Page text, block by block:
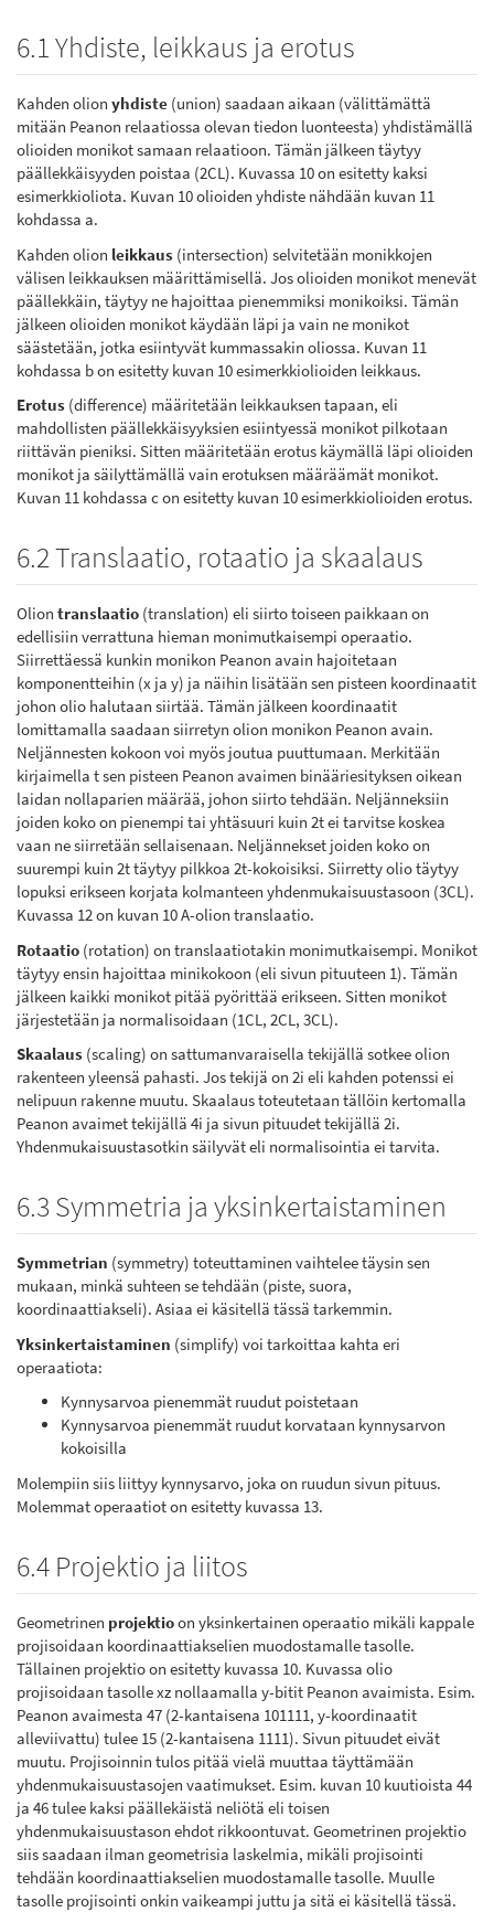
6.1 Yhdiste, leikkaus ja erotus
Kahden olion yhdiste (union) saadaan aikaan (välittämättä
mitään Peanon relaatiossa olevan tiedon luonteesta) yhdistämällä
olioiden monikot samaan relaatioon. Tämän jälkeen täytyy
päällekkäisyyden poistaa (2CL). Kuvassa 10 on esitetty kaksi
esimerkkioliota. Kuvan 10 olioiden yhdiste nähdään kuvan 11
kohdassa a.
Kahden olion leikkaus (intersection) selvitetään monikkojen
välisen leikkauksen määrittämisellä. Jos olioiden monikot menevät
päällekkäin, täytyy ne hajoittaa pienemmiksi monikoiksi. Tämän
jälkeen olioiden monikot käydään läpi ja vain ne monikot
säästetään, jotka esiintyvät kummassakin oliossa. Kuvan 11
kohdassa b on esitetty kuvan 10 esimerkkiolioiden leikkaus.
Erotus (difference) määritetään leikkauksen tapaan, eli
mahdollisten päällekkäisyyksien esiintyessä monikot pilkotaan
riittävän pieniksi. Sitten määritetään erotus käymällä läpi olioiden
monikot ja säilyttämällä vain erotuksen määräämät monikot.
Kuvan 11 kohdassa c on esitetty kuvan 10 esimerkkiolioiden erotus.
6.2 Translaatio, rotaatio ja skaalaus
Olion translaatio (translation) eli siirto toiseen paikkaan on
edellisiin verrattuna hieman monimutkaisempi operaatio.
Siirrettäessä kunkin monikon Peanon avain hajoitetaan
komponentteihin (x ja y) ja näihin lisätään sen pisteen koordinaatit
johon olio halutaan siirtää. Tämän jälkeen koordinaatit
lomittamalla saadaan siirretyn olion monikon Peanon avain.
Neljännesten kokoon voi myös joutua puuttumaan. Merkitään
kirjaimella t sen pisteen Peanon avaimen binääriesityksen oikean
laidan nollaparien määrää, johon siirto tehdään. Neljänneksiin
joiden koko on pienempi tai yhtäsuuri kuin 2t ei tarvitse koskea
vaan ne siirretään sellaisenaan. Neljännekset joiden koko on
suurempi kuin 2t täytyy pilkkoa 2t-kokoisiksi. Siirretty olio täytyy
lopuksi erikseen korjata kolmanteen yhdenmukaisuustasoon (3CL).
Kuvassa 12 on kuvan 10 A-olion translaatio.
Rotaatio (rotation) on translaatiotakin monimutkaisempi. Monikot
täytyy ensin hajoittaa minikokoon (eli sivun pituuteen 1). Tämän
jälkeen kaikki monikot pitää pyörittää erikseen. Sitten monikot
järjestetään ja normalisoidaan (1CL, 2CL, 3CL).
Skaalaus (scaling) on sattumanvaraisella tekijällä sotkee olion
rakenteen yleensä pahasti. Jos tekijä on 2i eli kahden potenssi ei
nelipuun rakenne muutu. Skaalaus toteutetaan tällöin kertomalla
Peanon avaimet tekijällä 4i ja sivun pituudet tekijällä 2i.
Yhdenmukaisuustasotkin säilyvät eli normalisointia ei tarvita.
6.3 Symmetria ja yksinkertaistaminen
Symmetrian (symmetry) toteuttaminen vaihtelee täysin sen
mukaan, minkä suhteen se tehdään (piste, suora,
koordinaattiakseli). Asiaa ei käsitellä tässä tarkemmin.
Yksinkertaistaminen (simplify) voi tarkoittaa kahta eri
operaatiota:
Kynnysarvoa pienemmät ruudut poistetaan
Kynnysarvoa pienemmät ruudut korvataan kynnysarvon
kokoisilla
Molempiin siis liittyy kynnysarvo, joka on ruudun sivun pituus.
Molemmat operaatiot on esitetty kuvassa 13.
6.4 Projektio ja liitos
Geometrinen projektioon yksinkertainen operaatio mikäli kappale
projisoidaan koordinaattiakselien muodostamalle tasolle.
Tällainen projektio on esitetty kuvassa 10. Kuvassa olio
projisoidaan tasolle xz nollaamalla y-bitit Peanon avaimista. Esim.
Peanon avaimesta 47 (2-kantaisena 101111, y-koordinaatit
alleviivattu) tulee 15 (2-kantaisena 1111). Sivun pituudet eivät
muutu. Projisoinnin tulos pitää vielä muuttaa täyttämään
yhdenmukaisuustasojen vaatimukset. Esim. kuvan 10 kuutioista 44
ja 46 tulee kaksi päällekäistä neliötä eli toisen
yhdenmukaisuustason ehdot rikkoontuvat. Geometrinen projektio
siis saadaan ilman geometrisia laskelmia, mikäli projisointi
tehdään koordinaattiakselien muodostamalle tasolle. Muulle
tasolle projisointi onkin vaikeampi juttu ja sitä ei käsitellä tässä.